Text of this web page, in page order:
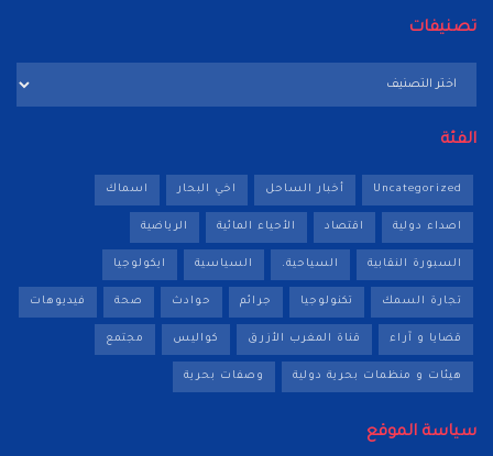
تصنيفات
تصنيفات
الفئة
Uncategorized أخبار الساحل اخي البحار اسماك
اصداء دولية اقتصاد الأحياء المائية الرياضية
السبورة النقابية السياحية. السياسية ايكولوجيا
تجارة السمك تكنولوجيا جرائم حوادث صحة فيديوهات
قضايا و آراء قناة المغرب الأزرق كواليس مجتمع
هيئات و منظمات بحرية دولية وصفات بحرية
سياسة الموقع